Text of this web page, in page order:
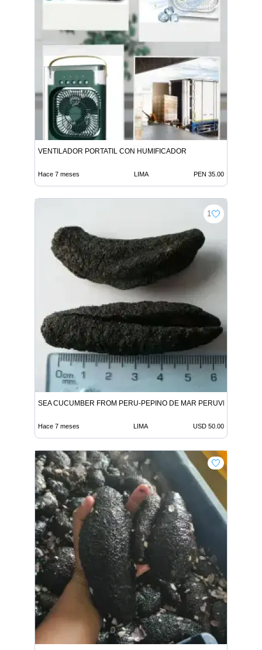
VENTILADOR PORTATIL CON HUMIFICADOR
Hace 7 meses LIMA PEN 35.00
1
SEA CUCUMBER FROM PERU-PEPINO DE MAR PERUVIAN
Hace 7 meses LIMA USD 50.00